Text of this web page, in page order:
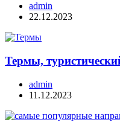
admin
22.12.2023
Термы,
admin
11.12.2023